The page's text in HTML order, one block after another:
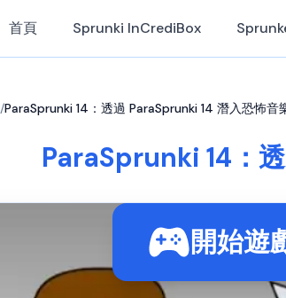
首頁 Sprunki InCrediBox
/ParaSprunki 14：透過 ParaSprunki 14 潛入恐怖音
ParaSprunki 14：
開始遊